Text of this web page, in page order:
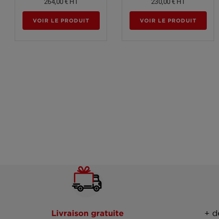
VOIR LE PRODUIT VOIR LE PRODUIT
Livraison gratuite +